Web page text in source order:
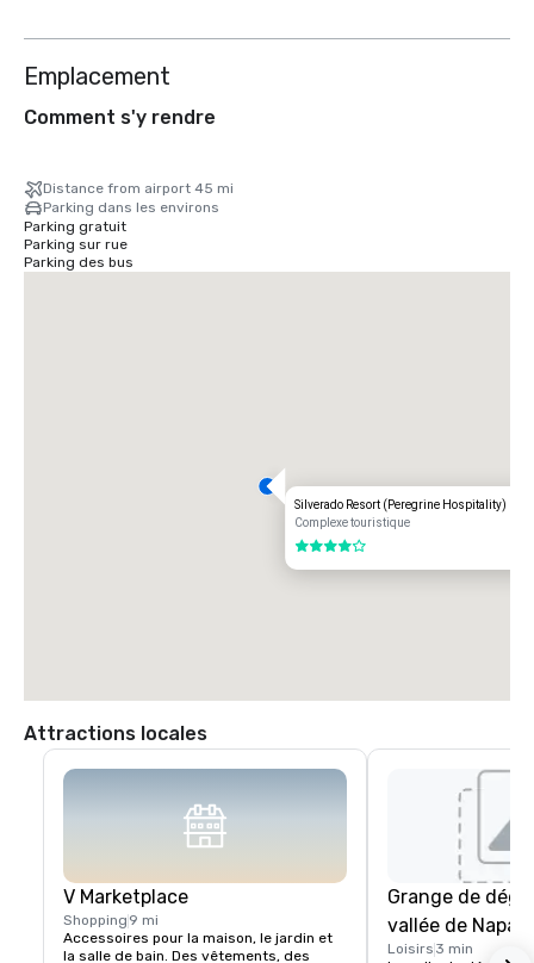
Emplacement
Comment s'y rendre
Distance from airport 45 mi
Parking dans les environs
Parking gratuit
Parking sur rue
Parking des bus
Silverado Resort (Peregrine Hospitality)
Complexe touristique
4 sur 5
Attractions locales
V Marketplace
Shopping 9 mi
Accessoires pour la maison, le jardin et
la salle de bain. Des vêtements, des
Grange de
vallée de Napa
Loisirs 3 min